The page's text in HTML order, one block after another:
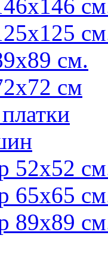
см.
см
52х52
65х65
89х89